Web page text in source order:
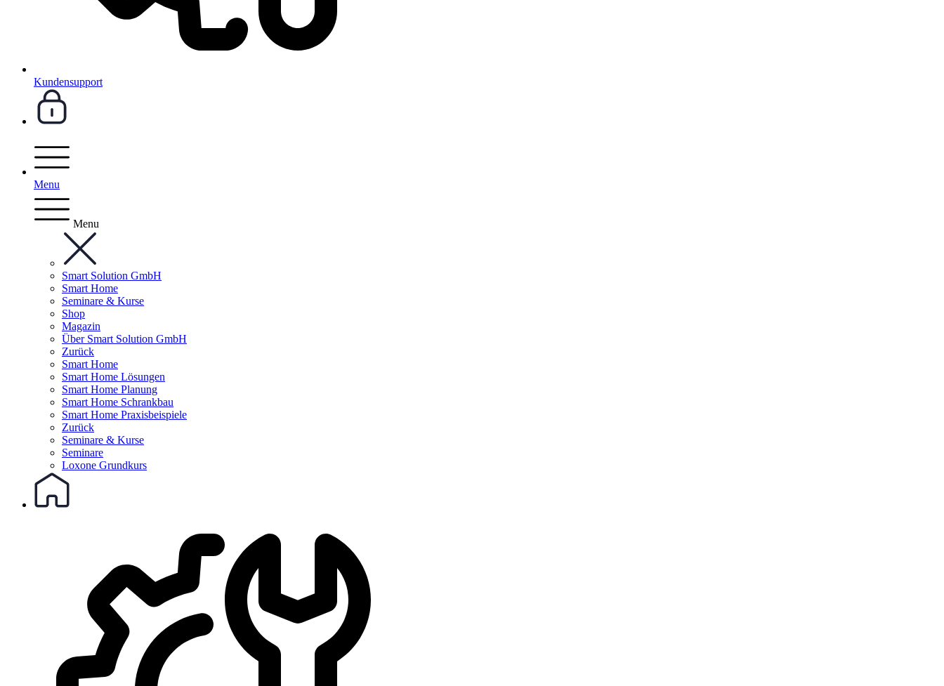
Kundensupport
Menu
Menu
Smart Solution GmbH
Smart Home
Seminare & Kurse
Shop
Magazin
Über Smart Solution GmbH
Zurück
Smart Home
Smart Home Lösungen
Smart Home Planung
Smart Home Schrankbau
Smart Home Praxisbeispiele
Zurück
Seminare & Kurse
Seminare
Loxone Grundkurs